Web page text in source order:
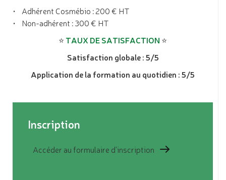
• Adhérent Cosmébio : 200 € HT
• Non-adhérent : 300 € HT
⭐️ TAUX DE SATISFACTION ⭐️
Satisfaction globale : 5/5
Application de la formation au quotidien : 5/5
Inscription
Accéder au formulaire d'inscription